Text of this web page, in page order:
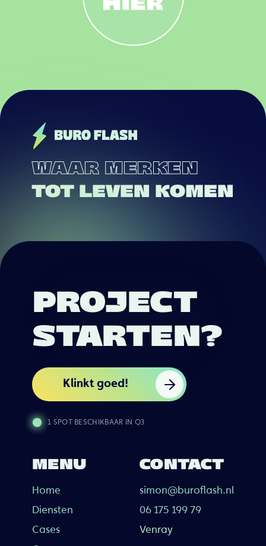
TOT LEVEN KOMEN
WAAR MERKEN
CONTACT
MENU
Venray
Klinkt goed!
1 SPOT BESCHIKBAAR IN Q3
PROJECT
STARTEN?
Home
Diensten
Cases
simon@buroflash.nl
06 175 199 79